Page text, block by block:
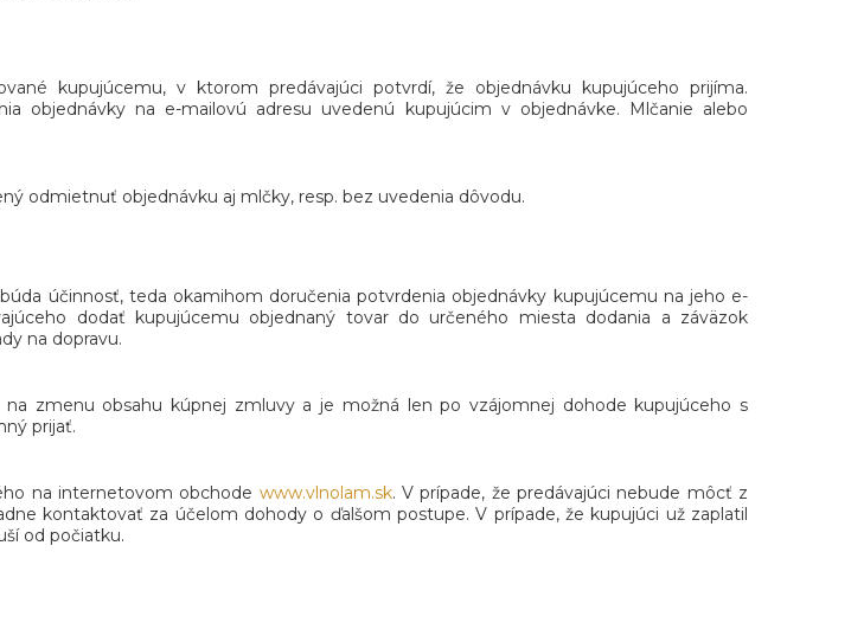
kupujúcemu, v ktorom predávajúci potvrdí, že objednávku kupujúceho prijíma.
objednávky na e-mailovú adresu uvedenú kupujúcim v objednávke. Mlčanie alebo
odmietnuť objednávku aj mlčky, resp. bez uvedenia dôvodu.
účinnosť, teda okamihom doručenia potvrdenia objednávky kupujúcemu na jeho e-
dodať kupujúcemu objednaný tovar do určeného miesta dodania a záväzok
na dopravu.
zmenu obsahu kúpnej zmluvy a je možná len po vzájomnej dohode kupujúceho s
prijať.
na internetovom obchode www.vlnolam.sk. V prípade, že predávajúci nebude môcť z
kontaktovať za účelom dohody o ďalšom postupe. V prípade, že kupujúci už zaplatil
od počiatku.